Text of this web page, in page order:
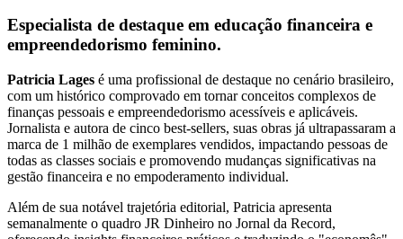
Especialista de destaque em educação financeira e
empreendedorismo feminino.
Patricia Lages é uma profissional de destaque no cenário brasileiro,
com um histórico comprovado em tornar conceitos complexos de
finanças pessoais e empreendedorismo acessíveis e aplicáveis.
Jornalista e autora de cinco best-sellers, suas obras já ultrapassaram a
marca de 1 milhão de exemplares vendidos, impactando pessoas de
todas as classes sociais e promovendo mudanças significativas na
gestão financeira e no empoderamento individual.
Além de sua notável trajetória editorial, Patricia apresenta
semanalmente o quadro JR Dinheiro no Jornal da Record,